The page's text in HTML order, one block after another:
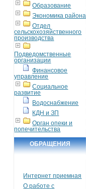
Образование
Экономика района
Отдел
сельскохозяйственного
производства
Подведомственные
организации
Финансовое
управление
Социальное
развитие
Водоснабжение
КДН и ЗП
Орган опеки и
попечительства
ОБРАЩЕНИЯ
Интернет приемная
О работе с